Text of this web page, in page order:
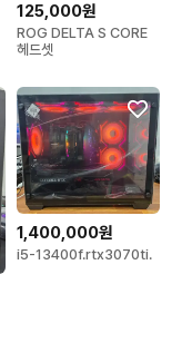
125,000원
ROG DELTA S CORE
헤드셋
1,400,000원
i5-13400f.rtx3070ti.